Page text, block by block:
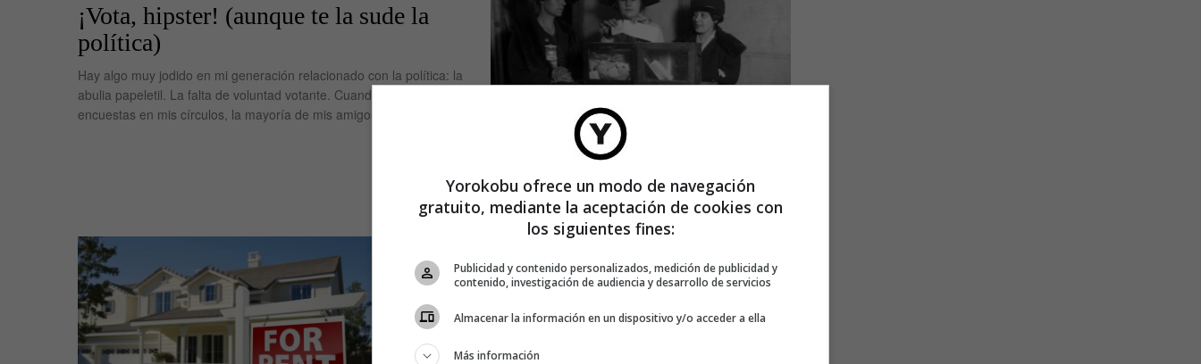
¡Vota, hipster! (aunque te la sude la
política)
Hay algo muy jodido en mi generación relacionado con la política: la
abulia papeletil. La falta de voluntad votante. Cuando realizo breves
encuestas en mis círculos, la mayoría de mis amigos y
Breve crónica de un yonki de Idealista
Hasta que cumplí un año usando Idealista, no caí en que era el
naming mejor escogido del mundo. Para entonces ya estaba
totalmente enganchado a mi red social favorita, sin serlo. Perdía
Yorokobu ofrece un modo de navegación
gratuito, mediante la aceptación de cookies con
los siguientes fines:
Publicidad y contenido personalizados, medición de publicidad y
contenido, investigación de audiencia y desarrollo de servicios
Almacenar la información en un dispositivo y/o acceder a ella
Más información